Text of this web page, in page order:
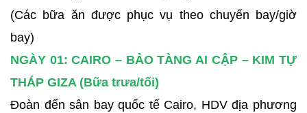
(Các bữa ăn được phục vụ theo chuyến bay/giờ
bay)
NGÀY 01: CAIRO – BẢO TÀNG AI CẬP – KIM TỰ
THÁP GIZA (Bữa trưa/tối)
Đoàn đến sân bay quốc tế Cairo, HDV địa phương